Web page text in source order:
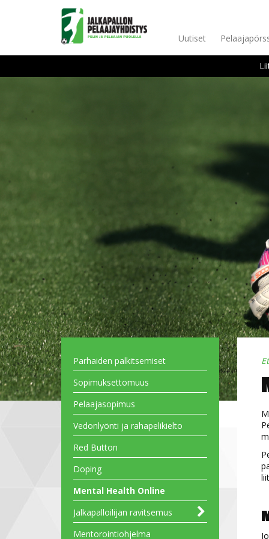
Uutiset
Parhaiden palkitsemiset
Sopimuksettomuus
Pelaajasopimus
Vedonlyönti ja rahapelikielto
Red Button
Doping
Mental Health Online
Jalkapalloilijan ravitsemus
Hiilihydraatti
Neste
Proteiini
Rasvat
Ravitsemusanalyysi:
Suhteellinen energiavaje
Keho- ja ruokasuhde osana
Mentorointiohjelma